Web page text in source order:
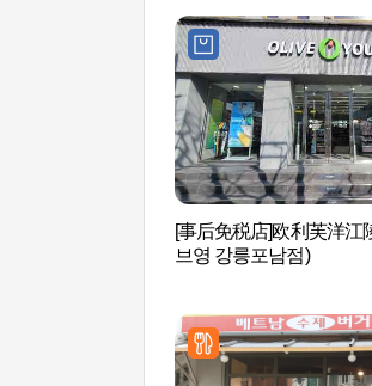
[事后免税店]欧利芙洋江
브영 강릉포남점)